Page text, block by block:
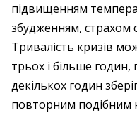
підвищенням
збудженням, страхом
Тривалість кризів
трьох і більше годин,
декількох годин
повторним подібним